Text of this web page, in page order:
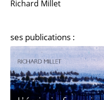
Richard Millet
ses publications :